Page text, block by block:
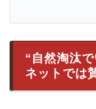
“自然淘汰
ネットでは